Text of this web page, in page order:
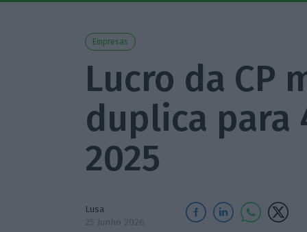
Empresas
Lucro da CP
duplica para
2025
Lusa
25 Junho 2026